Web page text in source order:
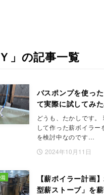
」の記事一覧
バスポンプを使っ
て実際に試してみ
どうも、たかしです
して作った薪ボイラ
を検討中なのです…
2024年10月11日
【薪ボイラー計画
型薪ストーブ」を